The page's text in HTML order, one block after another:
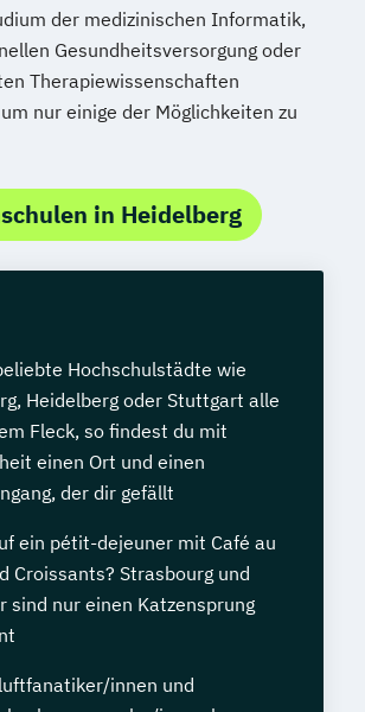
der medizinischen Informatik,
Gesundheitsversorgung oder
Therapiewissenschaften
nur einige der Möglichkeiten zu
in Heidelberg
Hochschulstädte wie
Heidelberg oder Stuttgart alle
Fleck, so findest du mit
einen Ort und einen
der dir gefällt
ein pétit-dejeuner mit Café au
Croissants? Strasbourg und
sind nur einen Katzensprung
innen und